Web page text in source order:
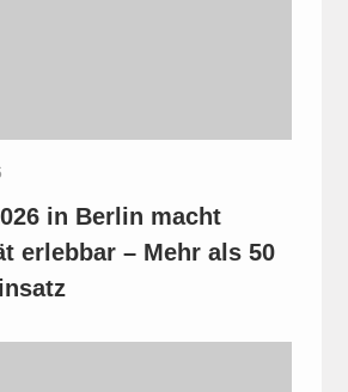
in Berlin macht
erlebbar – Mehr als 50